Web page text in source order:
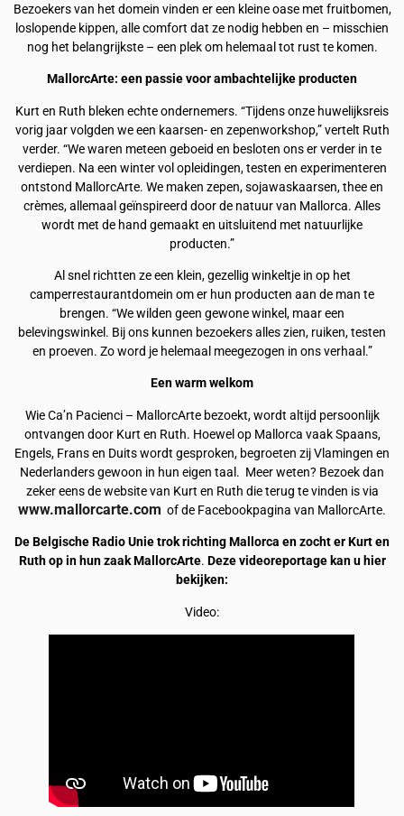
Bezoekers van het domein vinden er een kleine oase met fruitbomen,
loslopende kippen, alle comfort dat ze nodig hebben en – misschien
nog het belangrijkste – een plek om helemaal tot rust te komen.
MallorcArte: een passie voor ambachtelijke producten
Kurt en Ruth bleken echte ondernemers. “Tijdens onze huwelijksreis
vorig jaar volgden we een kaarsen- en zepenworkshop,” vertelt Ruth
verder. “We waren meteen geboeid en besloten ons er verder in te
verdiepen. Na een winter vol opleidingen, testen en experimenteren
ontstond MallorcArte. We maken zepen, sojawaskaarsen, thee en
crèmes, allemaal geïnspireerd door de natuur van Mallorca. Alles
wordt met de hand gemaakt en uitsluitend met natuurlijke
producten.”
Al snel richtten ze een klein, gezellig winkeltje in op het
camperrestaurantdomein om er hun producten aan de man te
brengen. “We wilden geen gewone winkel, maar een
belevingswinkel. Bij ons kunnen bezoekers alles zien, ruiken, testen
en proeven. Zo word je helemaal meegezogen in ons verhaal.”
Een warm welkom
Wie Ca’n Pacienci – MallorcArte bezoekt, wordt altijd persoonlijk
ontvangen door Kurt en Ruth. Hoewel op Mallorca vaak Spaans,
Engels, Frans en Duits wordt gesproken, begroeten zij Vlamingen en
Nederlanders gewoon in hun eigen taal. Meer weten? Bezoek dan
zeker eens de website van Kurt en Ruth die terug te vinden is via
www.mallorcarte.com of de Facebookpagina van MallorcArte.
De Belgische Radio Unie trok richting Mallorca en zocht er Kurt en
Ruth op in hun zaakMallorcArte. Deze videoreportage kan u hier
bekijken:
Video: